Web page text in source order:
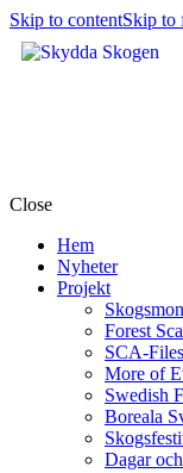
Skip to contentSkip to
Close
Hem
Nyheter
Projekt
Forest
SCA-Files
More of
Swedish
Boreala
Dagar